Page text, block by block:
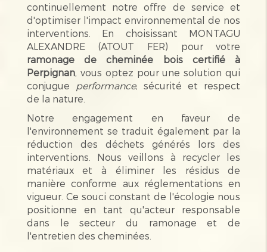
continuellement notre offre de service et
d'optimiser l'impact environnemental de nos
interventions. En choisissant MONTAGU
ALEXANDRE (ATOUT FER) pour votre
ramonage de cheminée bois certifié à
Perpignan, vous optez pour une solution qui
conjugue
performance, sécurité et respect
de la nature.
Notre engagement en faveur de
l'environnement se traduit également par la
réduction des déchets générés lors des
interventions. Nous veillons à recycler les
matériaux et à éliminer les résidus de
manière conforme aux réglementations en
vigueur. Ce souci constant de l'écologie nous
positionne en tant qu'acteur responsable
dans le secteur du ramonage et de
l'entretien des cheminées.